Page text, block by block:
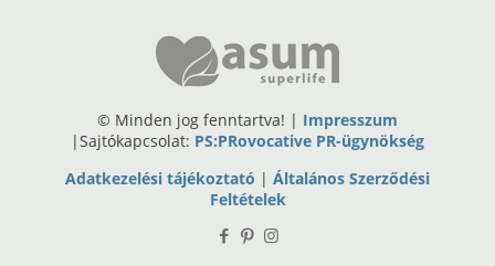
© Minden jog fenntartva! | Impresszum
|Sajtókapcsolat: PS:PRovocative PR-ügynökség
Adatkezelési tájékoztató | Általános Szerződési
Feltételek